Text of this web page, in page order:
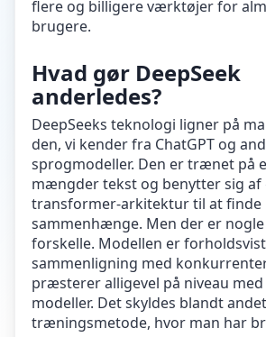
flere og billigere værktøjer for
brugere.
Hvad gør DeepSeek
anderledes?
DeepSeeks teknologi ligner på
den, vi kender fra ChatGPT og
sprogmodeller. Den er trænet på
mængder tekst og benytter sig af
transformer-arkitektur til at finde
sammenhænge. Men der er
forskelle. Modellen er
sammenligning med
præsterer alligevel på niveau
modeller. Det skyldes blandt
træningsmetode, hvor man har